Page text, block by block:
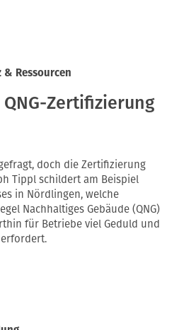
& Ressourcen
Zertifizierung
doch die Zertifizierung
Tippl schildert am Beispiel
in Nördlingen, welche
Nachhaltiges Gebäude (QNG)
für Betriebe viel Geduld und
erfordert.